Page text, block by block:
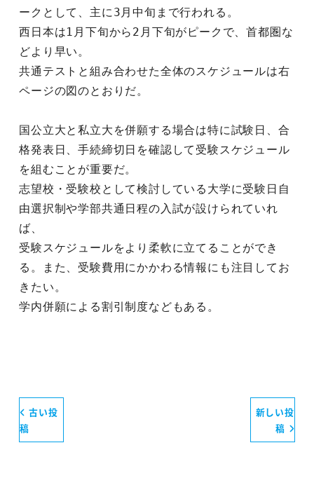
ークとして、主に3月中旬まで行われる。
西日本は1月下旬から2月下旬がピークで、首都圏な
どより早い。
共通テストと組み合わせた全体のスケジュールは右
ページの図のとおりだ。
国公立大と私立大を併願する場合は特に試験日、合
格発表日、手続締切日を確認して受験スケジュール
を組むことが重要だ。
志望校・受験校として検討している大学に受験日自
由選択制や学部共通日程の入試が設けられていれ
ば、
受験スケジュールをより柔軟に立てることができ
る。また、受験費用にかかわる情報にも注目してお
きたい。
学内併願による割引制度などもある。
古い投
稿
新しい投
稿